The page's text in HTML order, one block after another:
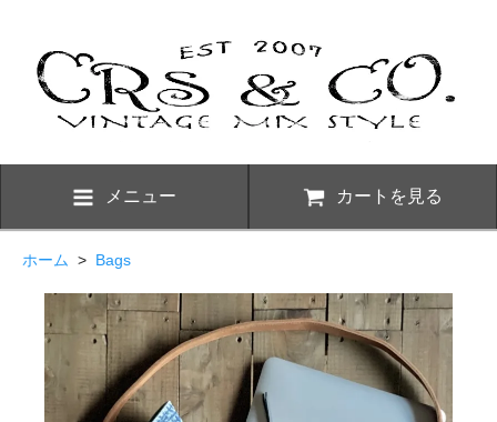
メニュー カートを見る
ホーム > Bags